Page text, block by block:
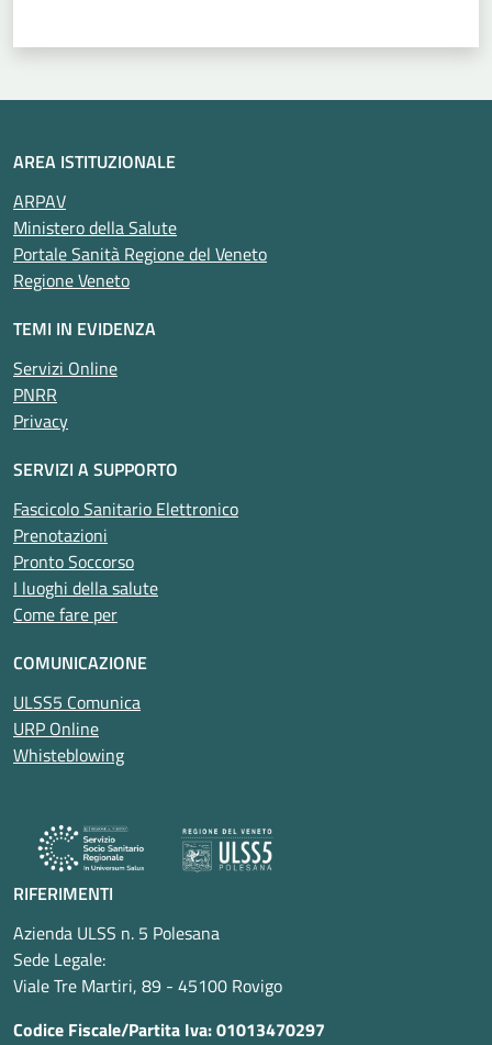
AREA ISTITUZIONALE
ARPAV
Ministero della Salute
Portale Sanità Regione del Veneto
Regione Veneto
TEMI IN EVIDENZA
Servizi Online
PNRR
Privacy
SERVIZI A SUPPORTO
Fascicolo Sanitario Elettronico
Prenotazioni
Pronto Soccorso
I luoghi della salute
Come fare per
COMUNICAZIONE
ULSS5 Comunica
URP Online
Whisteblowing
RIFERIMENTI
Azienda ULSS n. 5 Polesana
Sede Legale:
Viale Tre Martiri, 89 - 45100 Rovigo
Codice Fiscale/Partita Iva: 01013470297